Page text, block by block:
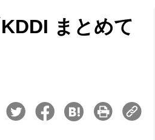
まとめて